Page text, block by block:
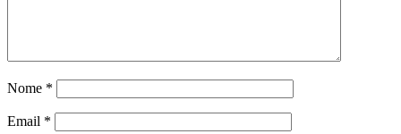
Nome *
Email *